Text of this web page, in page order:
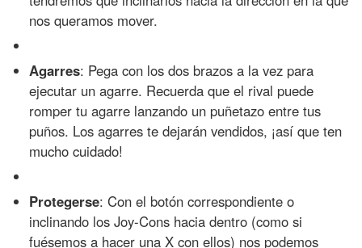
nos queramos mover.
Agarres: Pega con los dos brazos a la vez para
ejecutar un agarre. Recuerda que el rival puede
romper tu agarre lanzando un puñetazo entre tus
puños. Los agarres te dejarán vendidos, ¡así que ten
mucho cuidado!
Protegerse: Con el botón correspondiente o
inclinando los Joy-Cons hacia dentro (como si
fuésemos a hacer una X con ellos) nos podemos